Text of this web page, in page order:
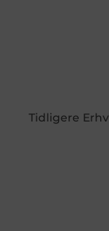
Tidligere